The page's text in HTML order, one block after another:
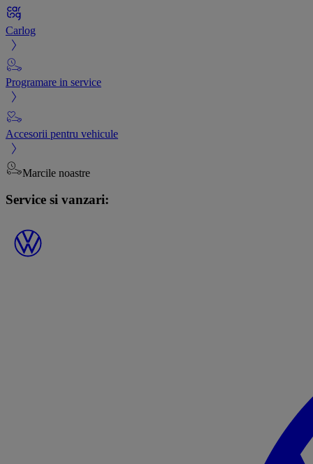
Carlog
Programare in service
Accesorii pentru vehicule
Marcile noastre
Service si vanzari: